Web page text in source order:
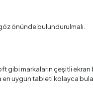
önünde bulundurulmalı.
markaların çeşitli ekran
uygun tableti kolayca